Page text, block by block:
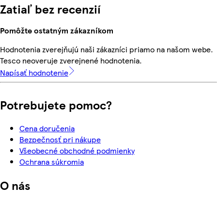
Zatiaľ bez recenzií
Pomôžte ostatným zákazníkom
Hodnotenia zverejňujú naši zákazníci priamo na našom webe.
Tesco neoveruje zverejnené hodnotenia.
Napísať hodnotenie
Potrebujete pomoc?
Cena doručenia
Bezpečnosť pri nákupe
Všeobecné obchodné podmienky
Ochrana súkromia
O nás